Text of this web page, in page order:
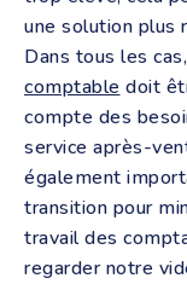
une solution plus
Dans tous les cas,
comptable doit
compte des
service après-
également
transition pour
travail des
regarder notre